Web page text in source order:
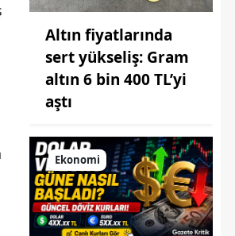
Altın fiyatlarında
sert yükseliş: Gram
altın 6 bin 400 TL’yi
aştı
Ekonomi